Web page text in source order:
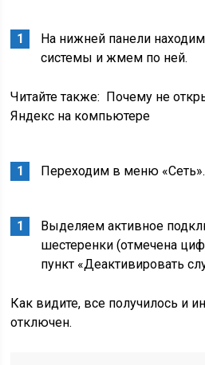
На нижней панели
системы и жмем по ней.
Читайте также: Почему не
Яндекс на компьютере
Переходим в меню «Сеть».
Выделяем активное
шестеренки (отмечена
пункт «Деактивировать
Как видите, все получилось и
отключен.